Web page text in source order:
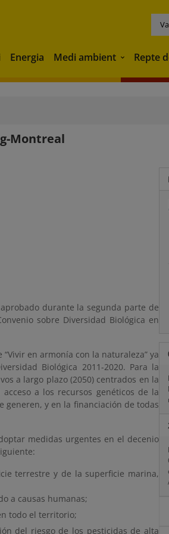
Energia Medi ambient MediRepte
Montreal
durante la segunda parte de
sobre Diversidad Biológica en
en armonía con la naturaleza” ya
Biológica 2011-2020. Para la
a largo plazo (2050) centrados en la
a los recursos genéticos de la
y en la financiación de todas
medidas urgentes en el decenio
terrestre y de la superficie marina,
a causas humanas;
todo el territorio;
del riesgo de los pesticidas de alta